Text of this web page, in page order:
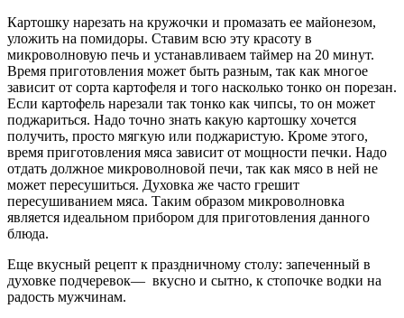
Картошку нарезать на кружочки и промазать ее майонезом,
уложить на помидоры. Ставим всю эту красоту в
микроволновую печь и устанавливаем таймер на 20 минут.
Время приготовления может быть разным, так как многое
зависит от сорта картофеля и того насколько тонко он порезан.
Если картофель нарезали так тонко как чипсы, то он может
поджариться. Надо точно знать какую картошку хочется
получить, просто мягкую или поджаристую. Кроме этого,
время приготовления мяса зависит от мощности печки. Надо
отдать должное микроволновой печи, так как мясо в ней не
может пересушиться. Духовка же часто грешит
пересушиванием мяса. Таким образом микроволновка
является идеальном прибором для приготовления данного
блюда.
Еще вкусный рецепт к праздничному столу: запеченный в
духовке подчеревок— вкусно и сытно, к стопочке водки на
радость мужчинам.